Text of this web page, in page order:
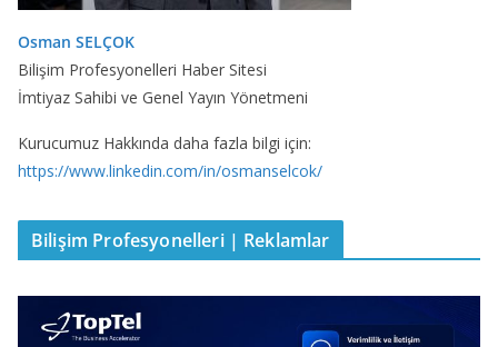
Osman SELÇOK
Bilişim Profesyonelleri Haber Sitesi
İmtiyaz Sahibi ve Genel Yayın Yönetmeni
Kurucumuz Hakkında daha fazla bilgi için:
https://www.linkedin.com/in/osmanselcok/
Bilişim Profesyonelleri | Reklamlar